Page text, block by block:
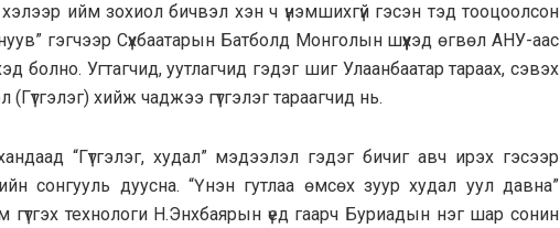
ийм зохиол бичвэл хэн ч үнэмшихгүй гэсэн тэд тооцоолсон
гэгчээр Сүхбаатарын Батболд Монголын шүүхэд өгвөл АНУ-аас
болно. Угтагчид, уутлагчид гэдэг шиг Улаанбаатар тараах, сэвэх
(Гүтгэлэг) хийж чаджээ гүтгэлэг тараагчид нь.
“Гүтгэлэг, худал” мэдээлэл гэдэг бичиг авч ирэх гэсээр
сонгууль дуусна. “Үнэн гутлаа өмсөх зуур худал уул давна”
гүтгэх технологи Н.Энхбаярын үед гаарч Буриадын нэг шар сонин